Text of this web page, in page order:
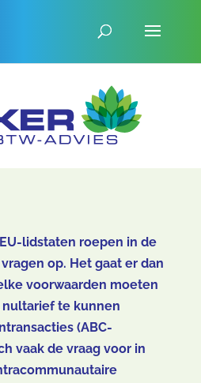
lidstaten roepen in de
op. Het gaat er dan
voorwaarden moeten
te kunnen
(ABC-
vaak de vraag voor in